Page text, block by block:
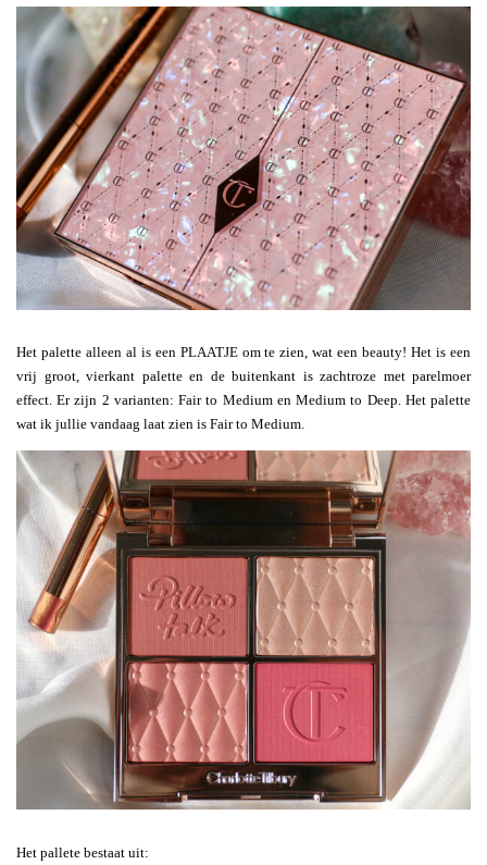
Het palette alleen al is een PLAATJE om te zien, wat een beauty! Het is een
vrij groot, vierkant palette en de buitenkant is zachtroze met parelmoer
effect. Er zijn 2 varianten: Fair to Medium en Medium to Deep. Het palette
wat ik jullie vandaag laat zien is Fair to Medium.
Het pallete bestaat uit: